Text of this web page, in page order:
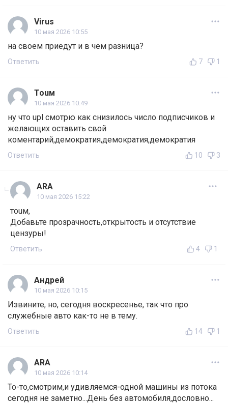
Virus
10 мая 2026 10:55
на своем приедут и в чем разница?
Ответить 7 1
Тоuм
10 мая 2026 10:49
ну что upl смотрю как снизилось число подписчиков и
желающих оставить свой
коментарий,демократия,демократия,демократия
Ответить 10 3
ARA
10 мая 2026 15:22
тоuм,
Добавьте прозрачность,открытость и отсутствие
цензуры!
Ответить 4 1
Андрей
10 мая 2026 10:15
Извините, но, сегодня воскресенье, так что про
служебные авто как-то не в тему.
Ответить 14 1
ARA
10 мая 2026 10:14
То-то,смотрим,и удивляемся-одной машины из потока
сегодня не заметно...День без автомобиля,дословно...